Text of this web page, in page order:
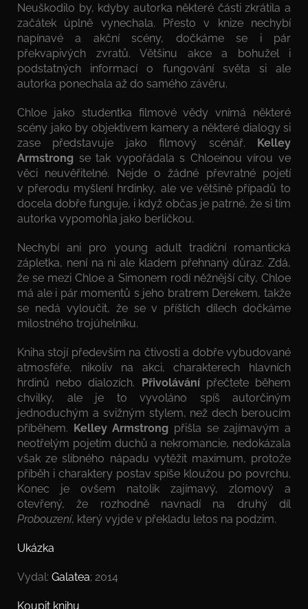
Neuškodilo by, kdyby autorka některé části zkrátila a
začátek úplně vynechala. Přesto v knize nechybí
napínavé a akční scény, dočkáme se i pár
překvapivých zvratů. Většinu akce a bohužel i
podstatných informací o fungování světa si ale
autorka ponechala až do samého závěru.
Chloe jako studentka filmové vědy vnímá některé
scény jako by objektivem kamery a některé dialogy si
zase představuje jako filmový scénář. Kelley
Armstrong se tak vypořádala s Chloeinou vírou ve
věci neuvěřitelné. Nejde o žádné převratné pojetí
v přerodu myšlení hrdinky, ale ve většině případů to
docela dobře funguje, i když občas je patrné, že si tím
autorka vypomohla jako berličkou.
Nechybí ani pro young adult tradiční romantická
zápletka, není na ni ale kladem přehnaný důraz. Zdá,
že se mezi Chloe a Simonem rodí něžnější city, Chloe
má ale i pár momentů s jeho bratrem Derekem, takže
se nedá vyloučit, že se v příštích dílech dočkáme
milostného trojúhelníku.
Kniha stojí především na čtivosti a dobře vybudované
atmosféře, nikoliv na akci, charakterech hlavních
hrdinů nebo dialozích. Přivolávánípřečtete během
chvilky, ale je to vyvoláno spíš autorčiným
jednoduchým a svižným stylem, než dech beroucím
příběhem. Kelley Armstrong přišla se zajímavým a
neotřelým pojetím duchů a nekromancie, nedokázala
však ze slibného nápadu vytěžit maximum, protože
příběh i charaktery postav spíše kloužou po povrchu.
Konec je ovšem natolik zajímavý, zlomový a
otevřený, že rozhodně navnadí na druhý díl
Probouzení, který vyjde v překladu letos na podzim.
Ukázka
Vydal: Galatea; 2014
Koupit knihu